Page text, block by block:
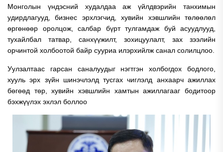
Монголын үндэсний худалдаа аж үйлдвэрийн танхимын
удирдлагууд, бизнес эрхлэгчид, хувийн хэвшлийн төлөөлөл
өргөнөөр оролцож, салбар бүрт тулгамдаж буй асуудлууд,
тухайлбал татвар, санхүүжилт, зохицуулалт, зах зээлийн
орчинтой холбоотой байр сууриа илэрхийлж санал солилцлоо.
Уулзалтаас гарсан саналуудыг нэгтгэн холбогдох бодлого,
хууль эрх зүйн шинэчлэлд тусгах чиглэлд анхаарч ажиллах
бөгөөд төр, хувийн хэвшлийн хамтын ажиллагааг бодитоор
бэхжүүлэх эхлэл боллоо